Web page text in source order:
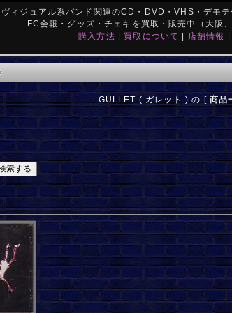
ヴィジュアル系バンド関連のCD・DVD・VHS・デモテ
FC会報・グッズ・チェキを買取・販売中（大阪
購入方法 | 買取について | 店舗情報 |
GULLET ( ガレット ) の [ 商品